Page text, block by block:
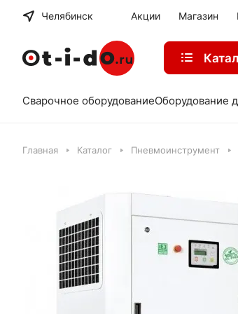
Челябинск Акции Магазин
Сварочное оборудованиеОборудование
Главная Каталог Пневмоинструмент